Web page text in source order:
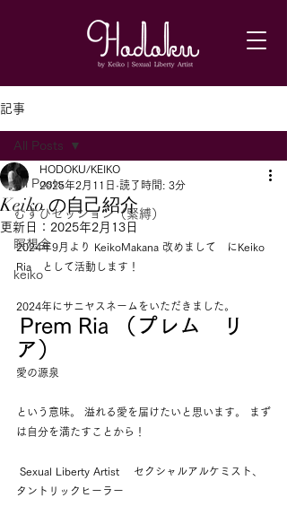
記事
All Posts
むすひセッション（緊縛）
瞑想会
keiko
All Posts
Keiko の自己紹介
HODOKU/KEIKO
2025年2月11日 読了時間: 3分
更新日： 2025年2月13日
2024年9月より KeikoMakana 改めまして　にKeiko
Ria　として活動します！
2024年にサニヤスネームをいただきました。
Prem Ria （プレム　リ
ア）
愛の源泉
という意味。 溢れる愛を届けたいと思います。 まず
は自分を満たすことから！
タントリックヒーラー